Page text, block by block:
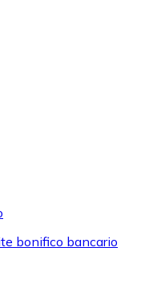
e altri mezzi di
acquistare
bonifico bancario